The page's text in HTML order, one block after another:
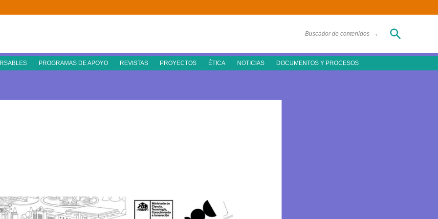
Buscador de contenidos → Buscar
PROGRAMAS DE APOYO REVISTAS PROYECTOS ÉTICA NOTICIAS DOCUMENTOS Y PROCESOS